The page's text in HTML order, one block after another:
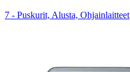
7 - Puskurit, Alusta, Ohjainlaitteet